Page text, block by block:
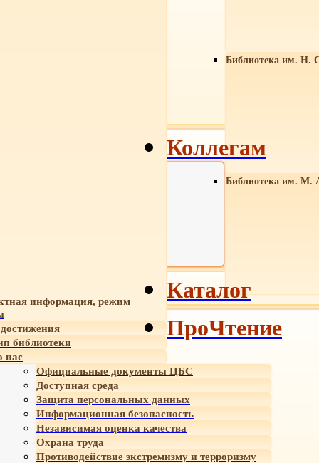
Библиотека им. Н.
Библиотека им. М.
информация, режим
библиотеки
нас
Официальные документы ЦБС
Доступная среда
Защита персональных данных
Информационная безопасность
Независимая оценка качества
Охрана труда
Противодействие экстремизму и терроризму
Коллегам
Каталог
ПроЧтение